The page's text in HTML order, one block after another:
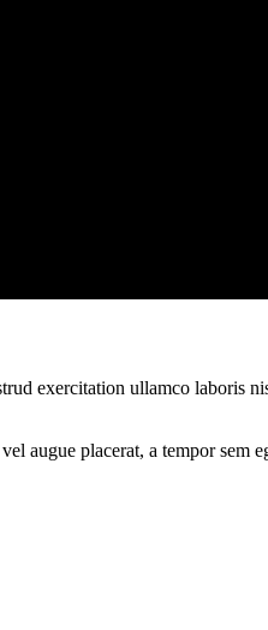
exercitation ullamco laboris
augue placerat, a tempor sem